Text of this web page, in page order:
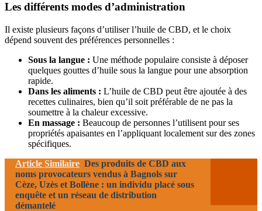
Les différents modes d’administration
Il existe plusieurs façons d’utiliser l’huile de CBD, et le choix
dépend souvent des préférences personnelles :
Sous la langue : Une méthode populaire consiste à déposer
quelques gouttes d’huile sous la langue pour une absorption
rapide.
Dans les aliments : L’huile de CBD peut être ajoutée à des
recettes culinaires, bien qu’il soit préférable de ne pas la
soumettre à la chaleur excessive.
En massage : Beaucoup de personnes l’utilisent pour ses
propriétés apaisantes en l’appliquant localement sur des zones
spécifiques.
Article Similaire Des produits de CBD aux
noms provocateurs vendus à Bagnols sur
Cèze, Uzès et Bollène : un individu placé sous
enquête et un réseau de distribution
démantelé